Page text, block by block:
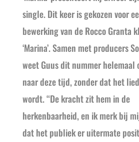
single. Dit keer is gekozen voor
bewerking van de Rocco Granta
‘Marina’. Samen met producers
weet Guus dit nummer helemaal
naar deze tijd, zonder dat het
wordt. “De kracht zit hem in de
herkenbaarheid, en ik merk bij
dat het publiek er uitermate